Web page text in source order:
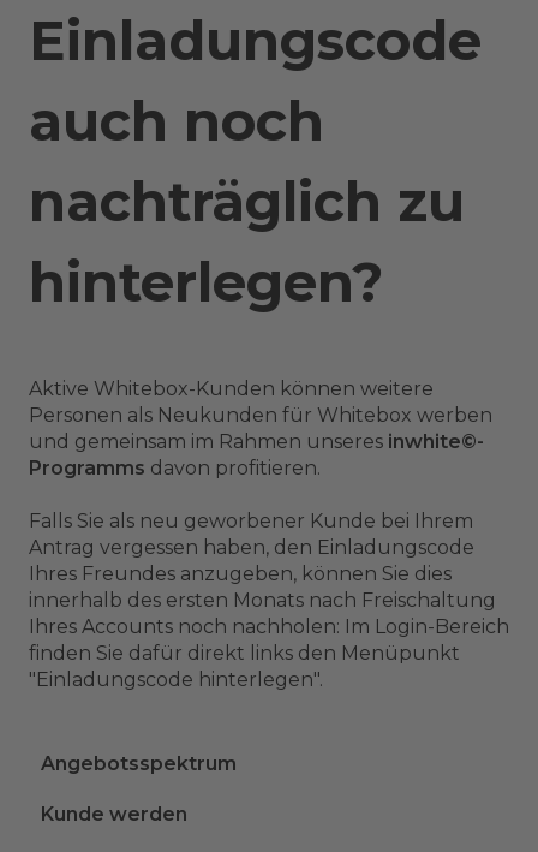
Einladungscode
auch noch
nachträglich zu
hinterlegen?
Aktive Whitebox-Kunden können weitere
Personen als Neukunden für Whitebox werben
und gemeinsam im Rahmen unseres inwhite©-
Programms davon profitieren.
Falls Sie als neu geworbener Kunde bei Ihrem
Antrag vergessen haben, den Einladungscode
Ihres Freundes anzugeben, können Sie dies
innerhalb des ersten Monats nach Freischaltung
Ihres Accounts noch nachholen: Im Login-Bereich
finden Sie dafür direkt links den Menüpunkt
"Einladungscode hinterlegen".
Angebotsspektrum
Kunde werden